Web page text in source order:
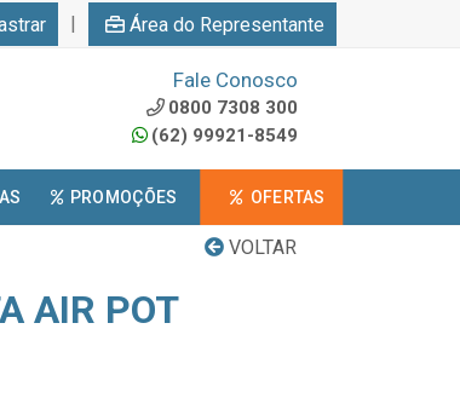
| Área do Representante
Fale Conosco
0800 7308 300
(62) 99921-8549
PROMOÇÕES OFERTAS
VOLTAR
AIR POT